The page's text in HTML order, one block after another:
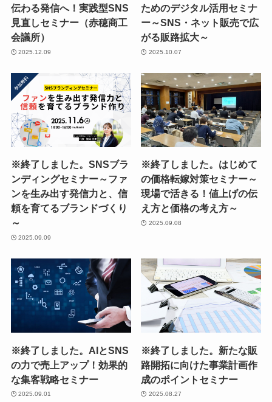
伝わる発信へ！実践型SNS
見直しセミナー（赤穂商工
会議所）
2025.12.09
ためのデジタル活用セミナ
ー～SNS・ネット販売で広
がる販路拡大～
2025.10.07
※終了しました。SNSブラ
ンディングセミナー～ファ
ンを生み出す発信力と、信
頼を育てるブランドづくり
～
2025.09.09
※終了しました。はじめて
の価格転嫁対策セミナー～
現場で活きる！値上げの伝
え方と価格の考え方～
2025.09.08
※終了しました。AIとSNS
の力で売上アップ！効果的
な集客戦略セミナー
2025.09.01
※終了しました。新たな販
路開拓に向けた事業計画作
成のポイントセミナー
2025.08.27